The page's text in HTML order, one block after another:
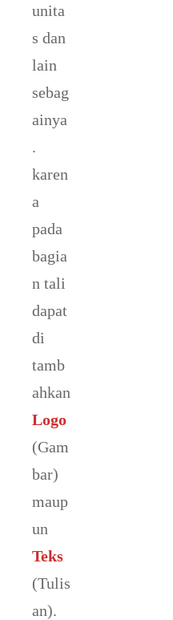
unita
s dan
lain
sebag
ainya
.
karen
a
pada
bagia
n tali
dapat
di
tamb
ahkan
Logo
(Gam
bar)
maup
un
Teks
(Tulis
an).